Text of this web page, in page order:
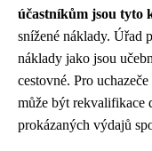
účastníkům jsou tyto
snížené náklady. Úřad
náklady jako jsou
cestovné. Pro
může být rekvalifikace
prokázaných výdajů